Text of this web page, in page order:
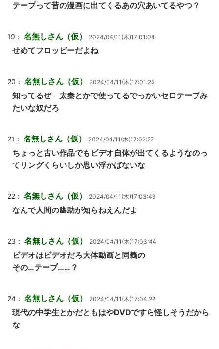
テープって昔の漫画に出てくるあの穴あいてるやつ？
19： 名無しさん（仮） 2024/04/11(木)17:01:08
せめてフロッピーだよね
20： 名無しさん（仮） 2024/04/11(木)17:01:25
知ってるぜ 太秦とかで使ってるでっかいセロテープみ
たいな奴だろ
21： 名無しさん（仮） 2024/04/11(木)17:02:27
ちょっと古い作品でもビデオ自体が出てくるようなのっ
てリングくらいしか思い浮かばないな
22： 名無しさん（仮） 2024/04/11(木)17:03:43
なんで人間の幽助が知らねえんだよ
23： 名無しさん（仮） 2024/04/11(木)17:03:44
ビデオはビデオだろ大体動画と同義の
その…テープ……？
24： 名無しさん（仮） 2024/04/11(木)17:04:22
現代の中学生とかだともはやDVDですら怪しそうだから
な